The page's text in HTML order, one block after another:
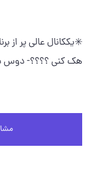
✳️یککانال عالی پر از
هک کنی ؟؟؟؟- دوس